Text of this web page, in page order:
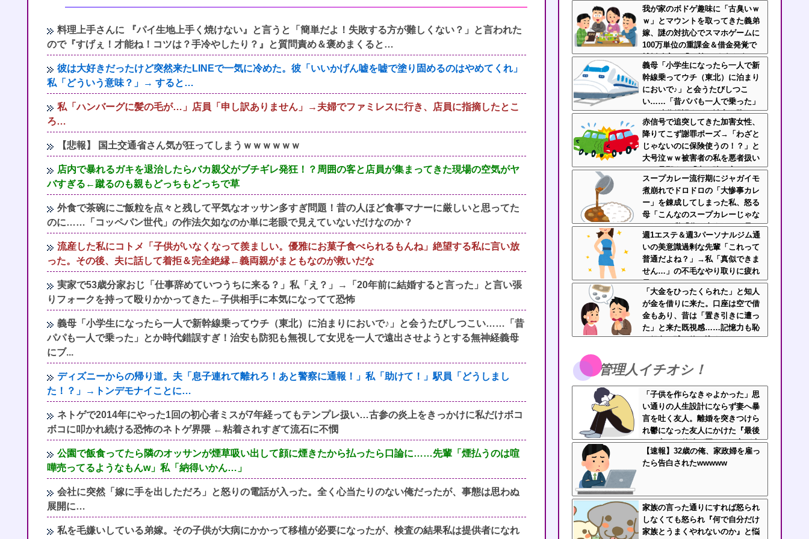
料理上手さんに 『パイ生地上手く焼けない』と言うと「簡単だよ！失敗する方が難しくない？」と言われた
ので『すげぇ！才能ね！コツは？手冷やしたり？』と質問責め＆褒めまくると…
彼は大好きだったけど突然来たLINEで一気に冷めた。彼「いいかげん嘘を嘘で塗り固めるのはやめてくれ」
私「どういう意味？」→ すると…
私「ハンバーグに髪の毛が…」店員「申し訳ありません」→夫婦でファミレスに行き、店員に指摘したとこ
ろ…
【悲報】 国土交通省さん気が狂ってしまうｗｗｗｗｗｗ
店内で暴れるガキを退治したらバカ親父がブチギレ発狂！？周囲の客と店員が集まってきた現場の空気がヤ
バすぎる←蹴るのも親もどっちもどっちで草
外食で茶碗にご飯粒を点々と残して平気なオッサン多すぎ問題！昔の人ほど食事マナーに厳しいと思ってた
のに……「コッペパン世代」の作法欠如なのか単に老眼で見えていないだけなのか？
流産した私にコトメ「子供がいなくなって羨ましい。優雅にお菓子食べられるもんね」絶望する私に言い放
った。その後、夫に話して着拒＆完全絶縁←義両親がまともなのが救いだな
実家で53歳分家おじ「仕事辞めていつうちに来る？」私「え？」→「20年前に結婚すると言った」と言い張
りフォークを持って殴りかかってきた←子供相手に本気になってて恐怖
義母「小学生になったら一人で新幹線乗ってウチ（東北）に泊まりにおいで♪」と会うたびしつこい……「昔
パパも一人で乗った」とか時代錯誤すぎ！治安も防犯も無視して女児を一人で遠出させようとする無神経義母
にブ...
ディズニーからの帰り道。夫「息子連れて離れろ！あと警察に通報！」私「助けて！」駅員「どうしまし
た！？」→トンデモナイことに…
ネトゲで2014年にやった1回の初心者ミスが7年経ってもテンプレ扱い…古参の炎上をきっかけに私だけボコ
ボコに叩かれ続ける恐怖のネトゲ界隈 ←粘着されすぎて流石に不憫
公園で飯食ってたら隣のオッサンが煙草吸い出して顔に煙きたから払ったら口論に……先輩「煙払うのは喧
嘩売ってるようなもんw」私「納得いかん…」
会社に突然「嫁に手を出しただろ」と怒りの電話が入った。全く心当たりのない俺だったが、事態は思わぬ
展開に…
私を毛嫌いしている弟嫁。その子供が大病にかかって移植が必要になったが、検査の結果私は提供者になれ
だわｗｗ
我が家のボドゲ趣味に「古臭いｗ
ｗ」とマウントを取ってきた義弟
嫁、謎の対抗心でスマホゲームに
100万単位の重課金＆借金発覚で
離婚確定！「お前らがボドゲやっ
てるのが悪い」と責任転嫁してき
たんだがｗｗｗｗ
義母「小学生になったら一人で新
幹線乗ってウチ（東北）に泊まり
においで♪」と会うたびしつこ
い……「昔パパも一人で乗った」
とか時代錯誤すぎ！治安も防犯も
無視して女児を一人で遠出させよ
うとする無神経義母にブチ切れ
赤信号で追突してきた加害女性、
降りてこず謝罪ポーズ→「わざと
じゃないのに保険使うの！？」と
大号泣ｗｗ被害者の私を悪者扱い
し、旦那まで「妻を強く言わない
で」と庇い出す地獄の事故現場
スープカレー流行期にジャガイモ
煮崩れでドロドロの「大惨事カレ
ー」を錬成してしまった私、怒る
母「こんなのスープカレーじゃな
い！」→私「作り直す？」→母
「捨てるの禁止！」という逃げ場
ゼロで理不尽すぎた
週1エステ＆週3パーソナルジム通
いの美意識過剰な先輩「これって
普通だよね？」→私「真似できま
せん…」の不毛なやり取りに疲れ
果てた・・・
「大金をひったくられた」と知人
が金を借りに来た。口座は空で借
金もあり、昔は「置き引きに遭っ
た」と来た既視感……記憶力も恥
も銀色の球に飲み込まれたパチン
管理人イチオシ！
「子供を作らなきゃよかった」思
い通りの人生設計にならず妻へ暴
言を吐く友人。離婚を突きつけら
れ鬱になった友人にかけた『最後
の一言』←後味が悪すぎて心が痛
む
【速報】32歳の俺、家政婦を雇っ
たら告白されたwwwww
家族の言った通りにすれば怒られ
しなくても怒られ『何で自分だけ
家族とうまくやれないのか』と悩